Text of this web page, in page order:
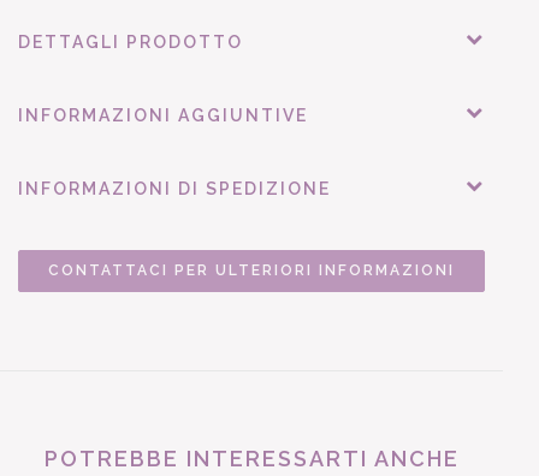
DETTAGLI PRODOTTO
INFORMAZIONI AGGIUNTIVE
INFORMAZIONI DI SPEDIZIONE
CONTATTACI PER ULTERIORI INFORMAZIONI
POTREBBE INTERESSARTI ANCHE